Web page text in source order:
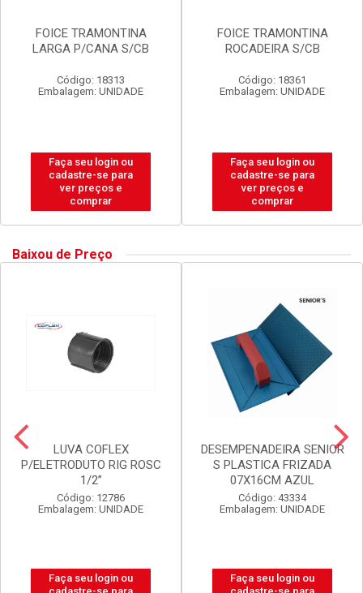
FOICE TRAMONTINA
LARGA P/CANA S/CB
Código: 18313
Embalagem: UNIDADE
Faça seu login ou
cadastre-se para
ver preços e
comprar
FOICE TRAMONTINA
ROCADEIRA S/CB
Código: 18361
Embalagem: UNIDADE
Faça seu login ou
cadastre-se para
ver preços e
comprar
Baixou de Preço
LUVA COFLEX
P/ELETRODUTO RIG ROSC
1/2”
Código: 12786
Embalagem: UNIDADE
Faça seu login ou
DESEMPENADEIRA SENIOR
S PLASTICA FRIZADA
07X16CM AZUL
Código: 43334
Embalagem: UNIDADE
Faça seu login ou